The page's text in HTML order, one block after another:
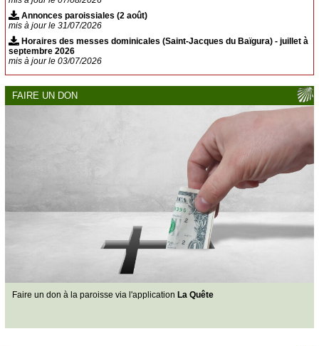
Mariage
Confessions
Sacrements pour adultes
Faire célébrer une messe
Annonces paroissiales (2 août)
mis à jour le 31/07/2026
Horaires des messes dominicales (Saint-Jacques du Baïgura) - juillet à
septembre 2026
mis à jour le 03/07/2026
FAIRE UN DON
Faire un don à la paroisse via l'application La Quête